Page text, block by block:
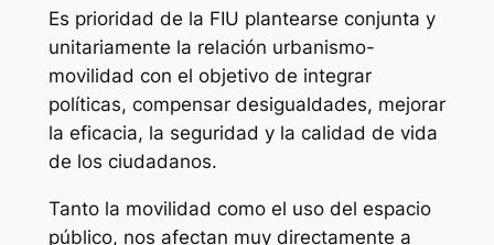
Es prioridad de la FIU plantearse conjunta y
unitariamente la relación urbanismo-
movilidad con el objetivo de integrar
políticas, compensar desigualdades, mejorar
la eficacia, la seguridad y la calidad de vida
de los ciudadanos.
Tanto la movilidad como el uso del espacio
público, nos afectan muy directamente a